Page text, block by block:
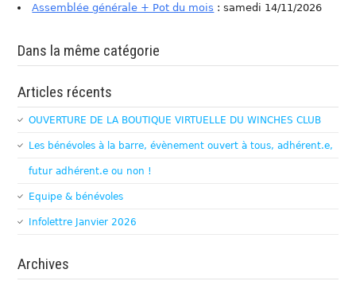
Assemblée générale + Pot du mois : samedi 14/11/2026
Dans la même catégorie
Articles récents
OUVERTURE DE LA BOUTIQUE VIRTUELLE DU WINCHES CLUB
Les bénévoles à la barre, évènement ouvert à tous, adhérent.e,
futur adhérent.e ou non !
Equipe & bénévoles
Infolettre Janvier 2026
Archives